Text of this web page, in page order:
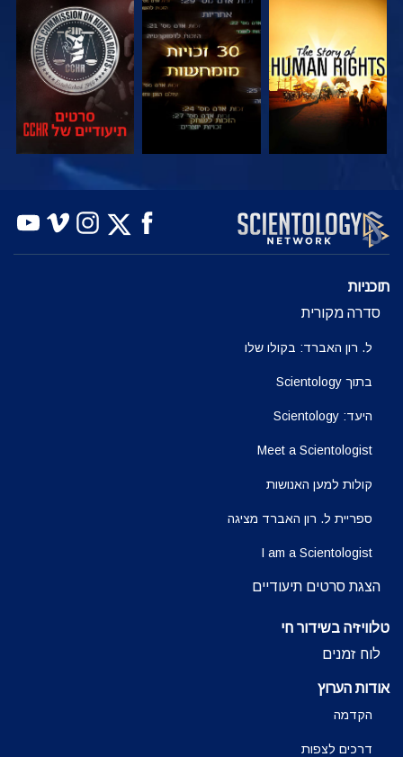
צפה צפה צפה
צפה בדוק את הסדרה
תוכניות
סדרה מקורית
ל. רון האברד: בקולו שלו
בתוך Scientology
היעד: Scientology
Meet a Scientologist
קולות למען האנושות
ספריית ל. רון האברד מציגה
I am a Scientologist
הצגת סרטים תיעודיים
טלוויזיה בשידור חי
לוח זמנים
אודות הערוץ
הקדמה
דרכים לצפות